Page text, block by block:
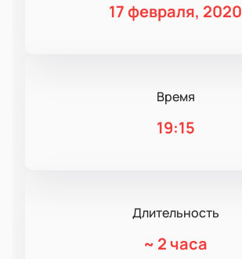
17 февраля, 2020
Время
19:15
Длительность
~ 2 часа